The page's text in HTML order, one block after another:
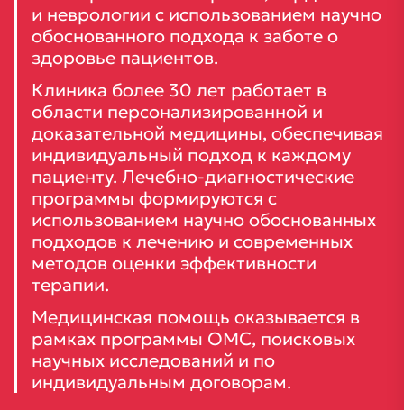
и неврологии с использованием научно
обоснованного подхода к заботе о
здоровье пациентов.
Клиника более 30 лет работает в
области персонализированной и
доказательной медицины, обеспечивая
индивидуальный подход к каждому
пациенту. Лечебно-диагностические
программы формируются с
использованием научно обоснованных
подходов к лечению и современных
методов оценки эффективности
терапии.
Медицинская помощь оказывается в
рамках программы ОМС, поисковых
научных исследований и по
индивидуальным договорам.